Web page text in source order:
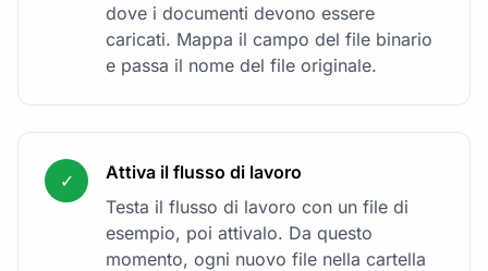
dove i documenti devono essere
caricati. Mappa il campo del file binario
e passa il nome del file originale.
✓
Attiva il flusso di lavoro
Testa il flusso di lavoro con un file di
esempio, poi attivalo. Da questo
momento, ogni nuovo file nella cartella